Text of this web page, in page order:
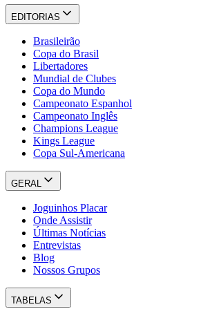
EDITORIAS
Brasileirão
Copa do Brasil
Libertadores
Mundial de Clubes
Copa do Mundo
Campeonato Espanhol
Campeonato Inglês
Champions League
Kings League
Copa Sul-Americana
GERAL
Joguinhos Placar
Onde Assistir
Últimas Notícias
Entrevistas
Blog
Nossos Grupos
TABELAS